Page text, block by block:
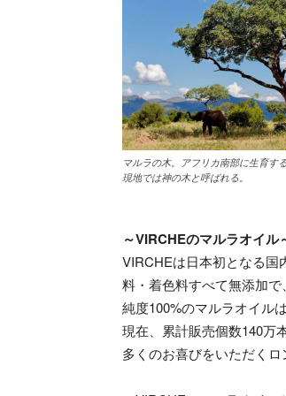
マルラの木。アフリカ南部に生育す
現地では神の木と呼ばれる。
～VIRCHEのマルラオイル
VIRCHEは日本初となる国
料・着色料すべて無添加で
純度100%のマルラオイル
現在、累計販売個数140万
多くのお喜びをいただくロ